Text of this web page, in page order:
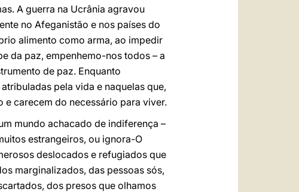
A guerra na Ucrânia agravou
no Afeganistão e nos países do
alimento como arma, ao impedir
da paz, empenhemo-nos todos – a
de paz. Enquanto
pela vida e naquelas que,
carecem do necessário para viver.
mundo achacado de indiferença –
estrangeiros, ou ignora-O
deslocados e refugiados que
marginalizados, das pessoas sós,
dos presos que olhamos